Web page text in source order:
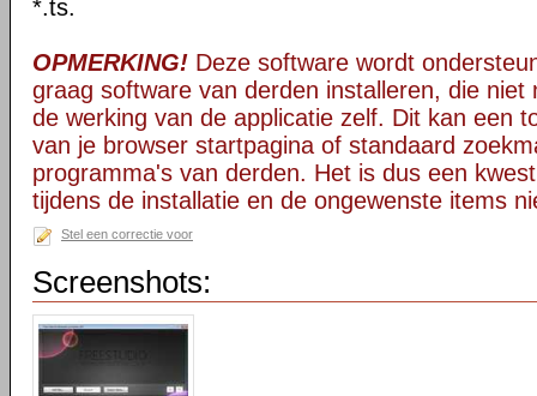
*.ts.
OPMERKING! Deze software wordt
graag software van derden installeren, die niet
de werking van de applicatie zelf. Dit kan een
van je browser startpagina of standaard
programma's van derden. Het is dus een
tijdens de installatie en de ongewenste items
Stel een correctie voor
Screenshots: